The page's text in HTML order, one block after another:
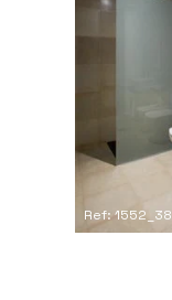
Ref: 1552_38